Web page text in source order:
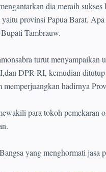
dia meraih sukses
provinsi Papua Barat.
Tambrauw.
turut menyampaikan
DPR-RI, kemudian ditutup
hadirnya
para tokoh pemekaran
yang menghormati